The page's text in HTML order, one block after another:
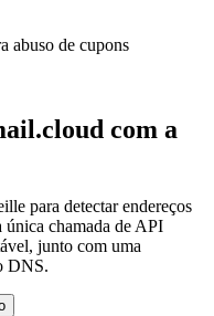
abuso de cupons
com a
para detectar endereços
única chamada de API
junto com uma
DNS.